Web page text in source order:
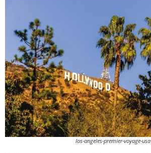
Tanzanie – Zanzibar
Etats-Unis (Côte Ouest)
Guatemala
Mexique
Nicaragua
los-angeles-premier-voyage-usa